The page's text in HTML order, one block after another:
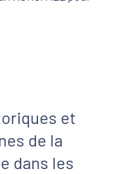
et
de la
dans les